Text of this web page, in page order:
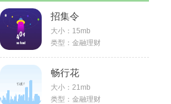
招集令
大小： 15mb
类型： 金融理财
畅行花
大小： 21mb
类型： 金融理财